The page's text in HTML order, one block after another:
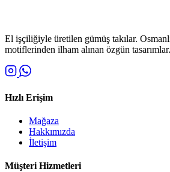
El işçiliğiyle üretilen gümüş takılar.
motiflerinden ilham alınan özgün tasarımlar.
Hızlı Erişim
Mağaza
Hakkımızda
İletişim
Müşteri Hizmetleri